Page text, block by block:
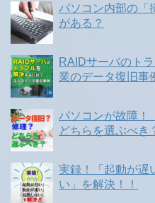
パソコン内部の「
がある？
RAIDサーバのト
業のデータ復旧事
パソコンが故障！
どちらを選ぶべき
実録！「起動が遅
い」を解決！！